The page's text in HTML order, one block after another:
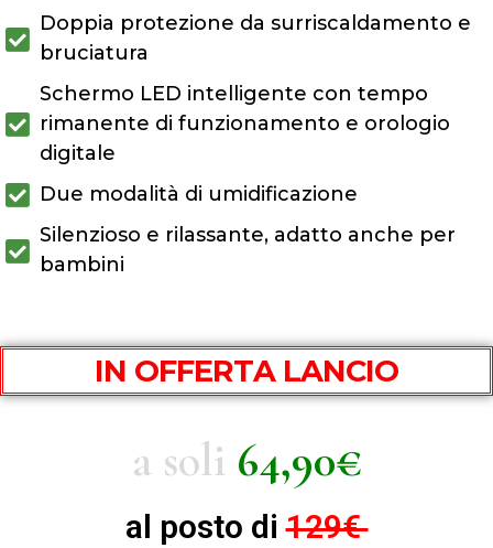
Doppia protezione da surriscaldamento e
bruciatura
Schermo LED intelligente con tempo
rimanente di funzionamento e orologio
digitale
Due modalità di umidificazione
Silenzioso e rilassante, adatto anche per
bambini
IN OFFERTA LANCIO
a soli 64,90€
al posto di129€